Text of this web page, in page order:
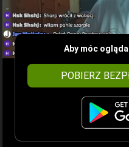
Aby móc
POBIERZ